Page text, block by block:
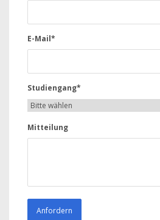
E-Mail*
Studiengang*
Mitteilung